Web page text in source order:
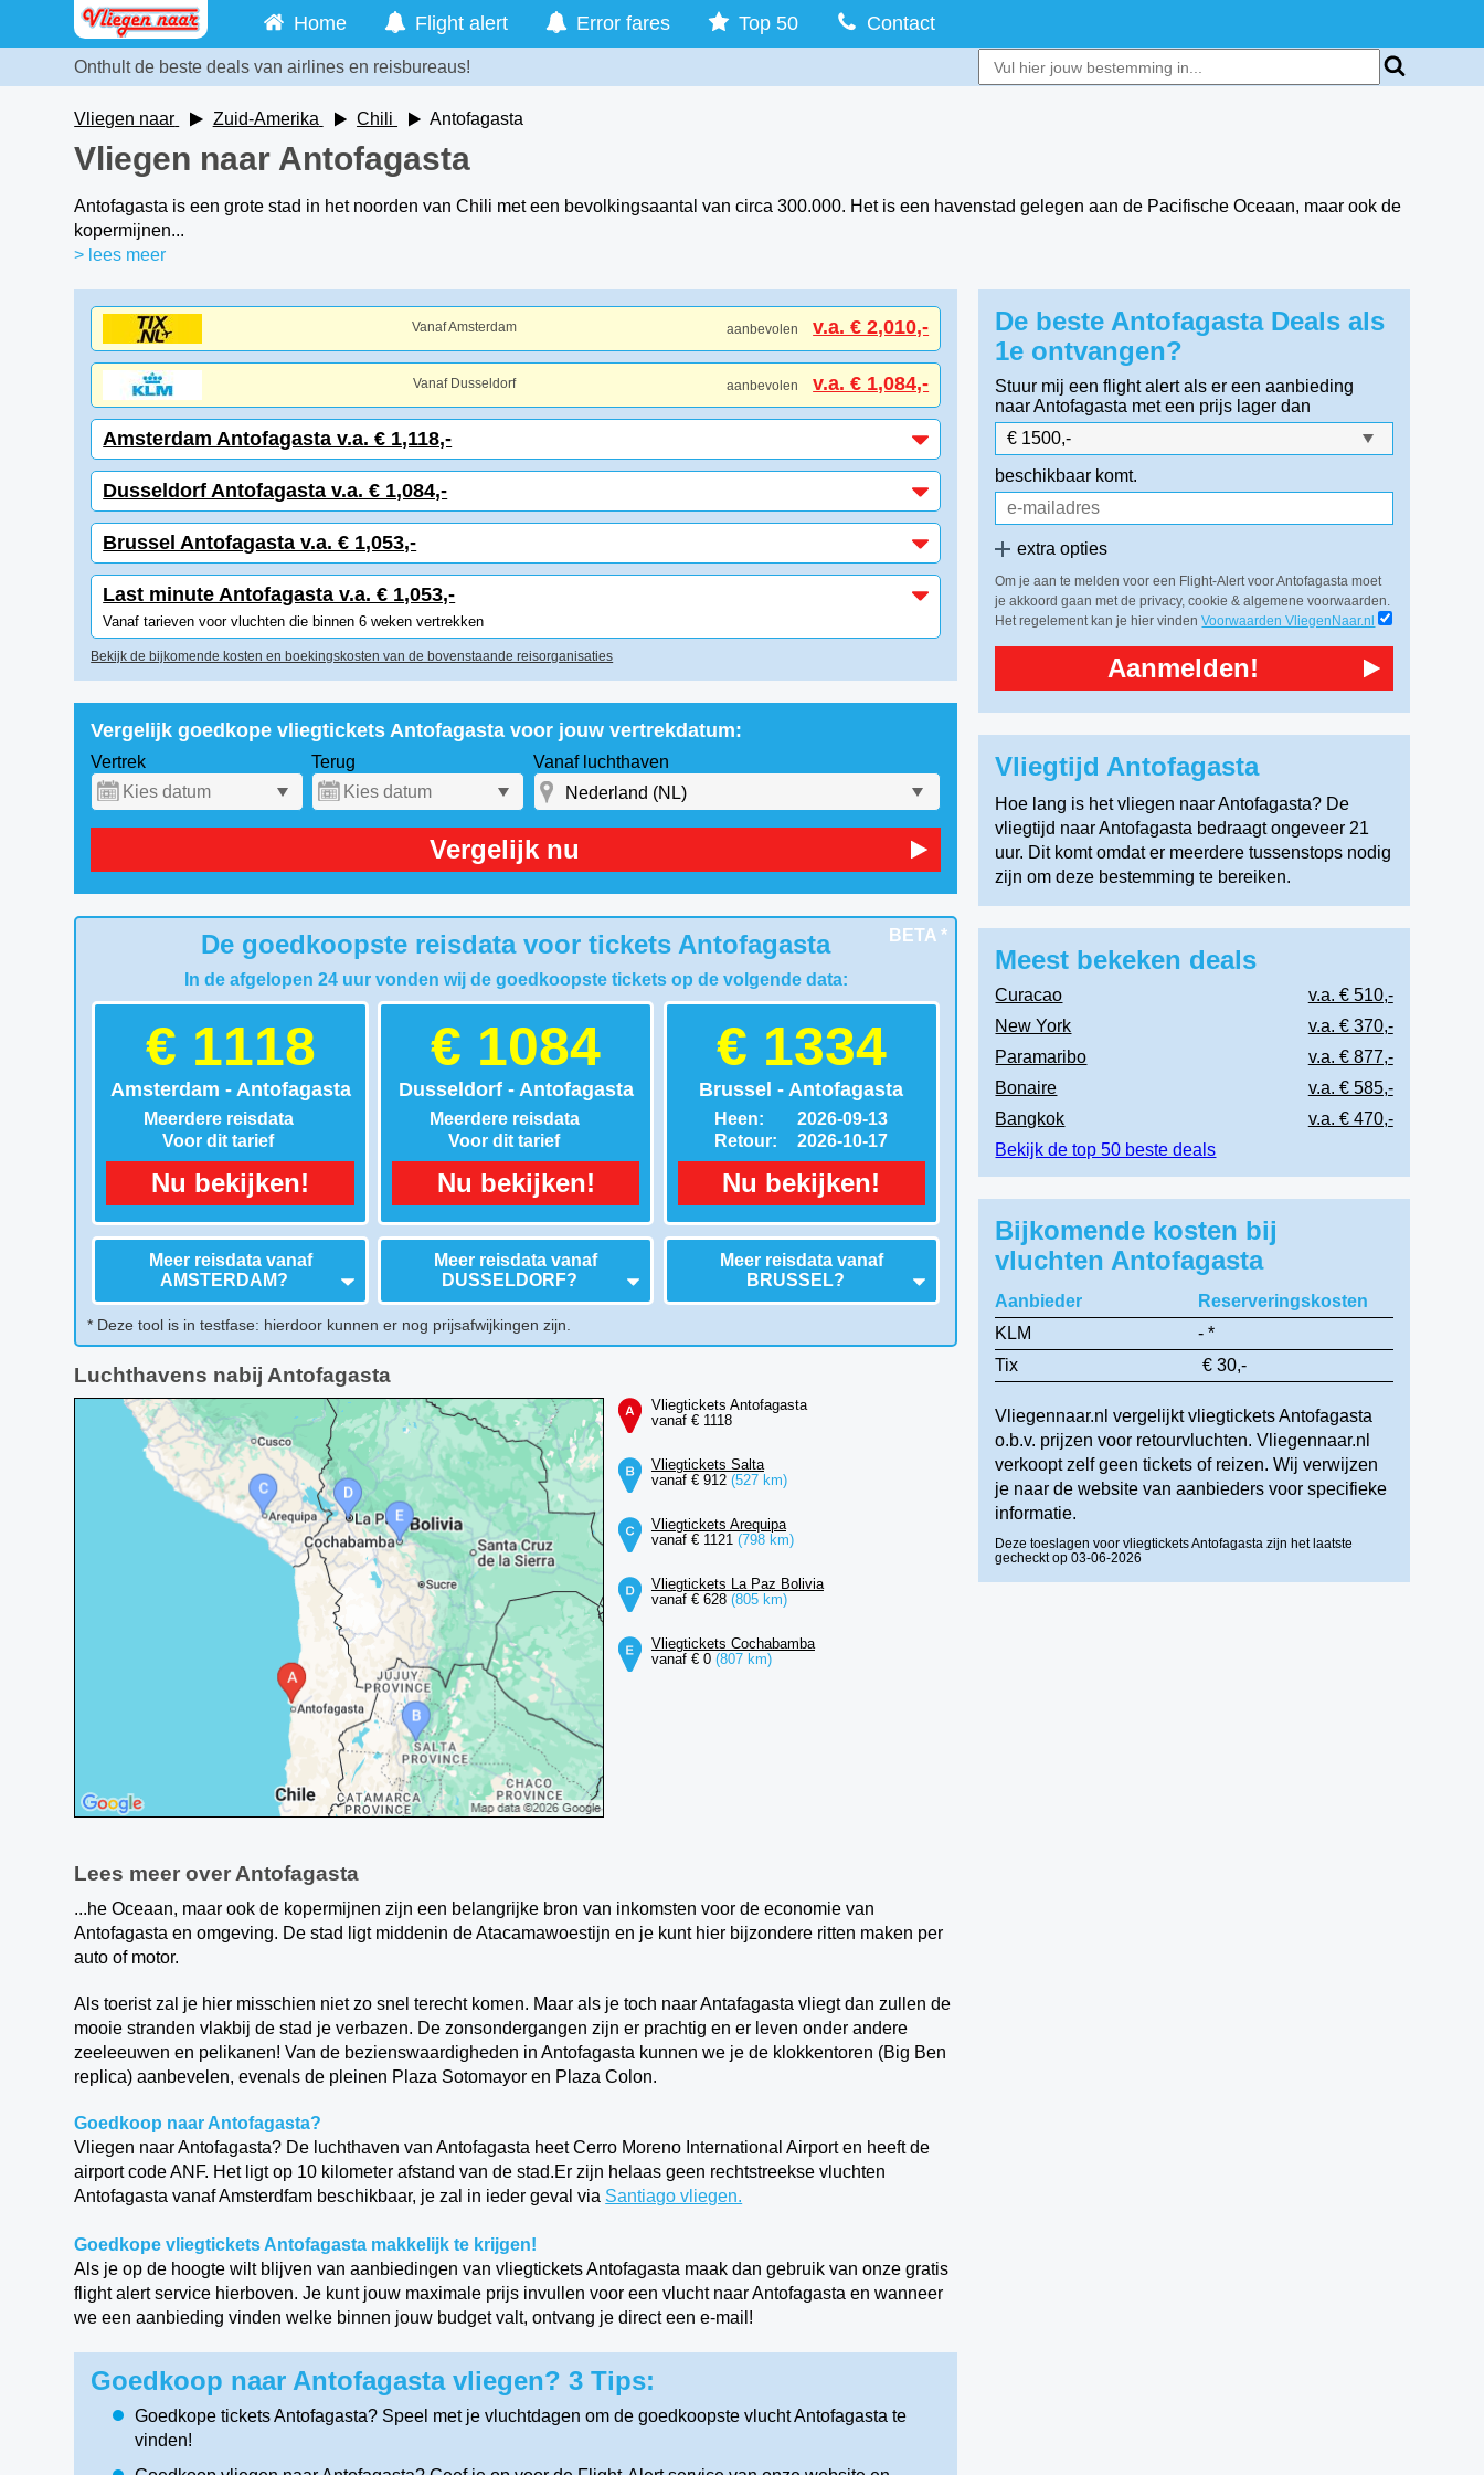
Home Flight alert Error fares Top 50 Contact
Onthult de beste deals van airlines en reisbureaus!
Vliegen naar Zuid-Amerika Chili Antofagasta
Vliegen naar Antofagasta
Antofagasta is een grote stad in het noorden van Chili met een bevolkingsaantal van circa 300.000. Het is een havenstad gelegen aan de Pacifische Oceaan, maar ook de
kopermijnen...
> lees meer
Vanaf Amsterdam aanbevolen v.a. € 2,010,-
Vanaf Dusseldorf aanbevolen v.a. € 1,084,-
Amsterdam Antofagasta v.a. € 1,118,-
Dusseldorf Antofagasta v.a. € 1,084,-
Brussel Antofagasta v.a. € 1,053,-
Last minute Antofagasta v.a. € 1,053,-
Vanaf tarieven voor vluchten die binnen 6 weken vertrekken
Bekijk de bijkomende kosten en boekingskosten van de bovenstaande reisorganisaties
Vergelijk goedkope vliegtickets Antofagasta voor jouw vertrekdatum:
Vertrek Terug Vanaf luchthaven
Vergelijk nu
BETA *
De goedkoopste reisdata voor tickets Antofagasta
In de afgelopen 24 uur vonden wij de goedkoopste tickets op de volgende data:
€ 1118
Amsterdam - Antofagasta
Meerdere reisdata
Voor dit tarief
Nu bekijken!
Meer reisdata vanaf
AMSTERDAM?
€ 1084
Dusseldorf - Antofagasta
Meerdere reisdata
Voor dit tarief
Nu bekijken!
Meer reisdata vanaf
DUSSELDORF?
€ 1334
Brussel - Antofagasta
Heen:
Retour:
2026-09-13
2026-10-17
Nu bekijken!
Meer reisdata vanaf
BRUSSEL?
* Deze tool is in testfase: hierdoor kunnen er nog prijsafwijkingen zijn.
Luchthavens nabij Antofagasta
Vliegtickets Antofagasta
vanaf € 1118
Vliegtickets Salta
vanaf € 912 (527 km)
Vliegtickets Arequipa
vanaf € 1121 (798 km)
Vliegtickets La Paz Bolivia
vanaf € 628 (805 km)
Vliegtickets Cochabamba
vanaf € 0 (807 km)
Lees meer over Antofagasta
...he Oceaan, maar ook de kopermijnen zijn een belangrijke bron van inkomsten voor de economie van
Antofagasta en omgeving. De stad ligt middenin de Atacamawoestijn en je kunt hier bijzondere ritten maken per
auto of motor.
Als toerist zal je hier misschien niet zo snel terecht komen. Maar als je toch naar Antafagasta vliegt dan zullen de
mooie stranden vlakbij de stad je verbazen. De zonsondergangen zijn er prachtig en er leven onder andere
zeeleeuwen en pelikanen! Van de bezienswaardigheden in Antofagasta kunnen we je de klokkentoren (Big Ben
replica) aanbevelen, evenals de pleinen Plaza Sotomayor en Plaza Colon.
Goedkoop naar Antofagasta?
Vliegen naar Antofagasta? De luchthaven van Antofagasta heet Cerro Moreno International Airport en heeft de
airport code ANF. Het ligt op 10 kilometer afstand van de stad.Er zijn helaas geen rechtstreekse vluchten
Antofagasta vanaf Amsterdfam beschikbaar, je zal in ieder geval via Santiago vliegen.
Goedkope vliegtickets Antofagasta makkelijk te krijgen!
Als je op de hoogte wilt blijven van aanbiedingen van vliegtickets Antofagasta maak dan gebruik van onze gratis
flight alert service hierboven. Je kunt jouw maximale prijs invullen voor een vlucht naar Antofagasta en wanneer
we een aanbieding vinden welke binnen jouw budget valt, ontvang je direct een e-mail!
Goedkoop naar Antofagasta vliegen? 3 Tips:
Goedkope tickets Antofagasta? Speel met je vluchtdagen om de goedkoopste vlucht Antofagasta te
vinden!
De beste Antofagasta Deals als
1e ontvangen?
Stuur mij een flight alert als er een aanbieding
naar Antofagasta met een prijs lager dan
beschikbaar komt.
extra opties
Om je aan te melden voor een Flight-Alert voor Antofagasta moet
je akkoord gaan met de privacy, cookie & algemene voorwaarden.
Het regelement kan je hier vindenVoorwaarden VliegenNaar.nl
Aanmelden!
Vliegtijd Antofagasta
Hoe lang is het vliegen naar Antofagasta? De
vliegtijd naar Antofagasta bedraagt ongeveer 21
uur. Dit komt omdat er meerdere tussenstops nodig
zijn om deze bestemming te bereiken.
Meest bekeken deals
Curacao
v.a. € 510,-
New York
v.a. € 370,-
Paramaribo
v.a. € 877,-
Bonaire
v.a. € 585,-
Bangkok
v.a. € 470,-
Bekijk de top 50 beste deals
Bijkomende kosten bij
vluchten Antofagasta
Aanbieder
Reserveringskosten
KLM
- *
Tix
€ 30,-
Vliegennaar.nl vergelijkt vliegtickets Antofagasta
o.b.v. prijzen voor retourvluchten. Vliegennaar.nl
verkoopt zelf geen tickets of reizen. Wij verwijzen
je naar de website van aanbieders voor specifieke
informatie.
Deze toeslagen voor vliegtickets Antofagasta zijn het laatste
gecheckt op 03-06-2026